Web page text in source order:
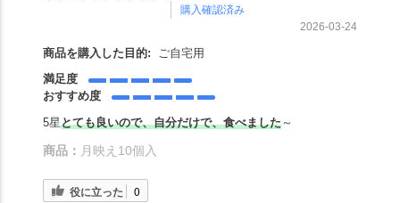
購入確認済み
2026-03-24
商品を購入した目的:
ご自宅用
満足度
おすすめ度
5星とても良いので、自分だけで、食べました～
商品： 月映え10個入
役に立った 0